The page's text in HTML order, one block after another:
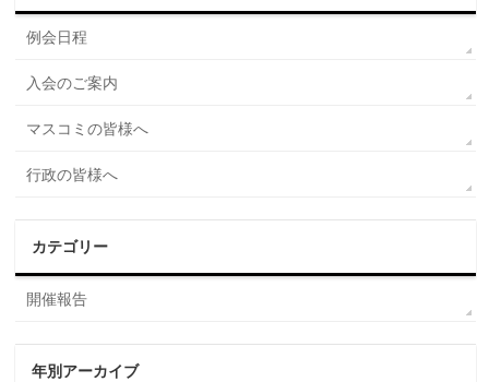
例会日程
入会のご案内
マスコミの皆様へ
行政の皆様へ
カテゴリー
開催報告
年別アーカイブ